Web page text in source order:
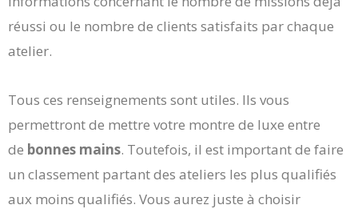
réussi ou le nombre de clients satisfaits par chaque
atelier.
Tous ces renseignements sont utiles. Ils vous
permettront de mettre votre montre de luxe entre
de bonnes mains. Toutefois, il est important de faire
un classement partant des ateliers les plus qualifiés
aux moins qualifiés. Vous aurez juste à choisir